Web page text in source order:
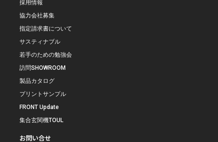
採用情報
協力会社募集
指定請求書について
サスティナブル
若手のための勉強会
訪問SHOWROOM
製品カタログ
プリントサンプル
FRONT Update
集合玄関機TOUL
お問い合せ